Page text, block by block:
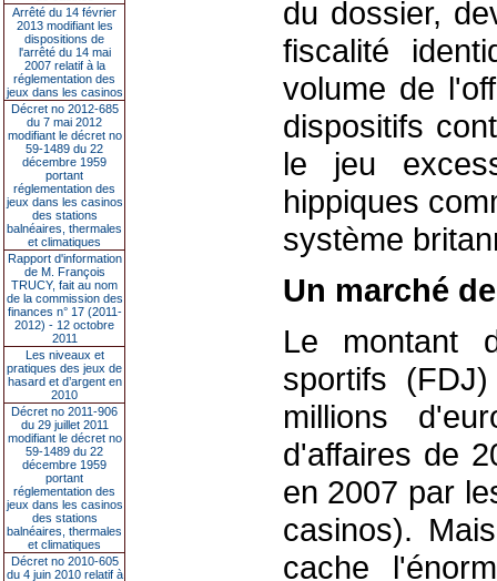
Arrêté du 14 février
2013 modifiant les
dispositions de
l'arrêté du 14 mai
2007 relatif à la
réglementation des
jeux dans les casinos
Décret no 2012-685
du 7 mai 2012
modifiant le décret no
59-1489 du 22
décembre 1959
portant
réglementation des
jeux dans les casinos
des stations
balnéaires, thermales
et climatiques
Rapport d'information
de M. François
TRUCY, fait au nom
de la commission des
finances n° 17 (2011-
2012) - 12 octobre
2011
Les niveaux et
pratiques des jeux de
hasard et d’argent en
2010
Décret no 2011-906
du 29 juillet 2011
modifiant le décret no
59-1489 du 22
décembre 1959
portant
réglementation des
jeux dans les casinos
des stations
balnéaires, thermales
et climatiques
Décret no 2010-605
du 4 juin 2010 relatif à
du dossier,
fiscalité
volume de
dispositifs
le jeu
hippiques
système
Un marché
Le montant
sportifs
millions
d'affaires de
en 2007 par
casinos).
cache